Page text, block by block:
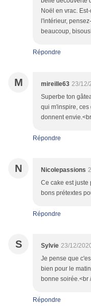
Noël en vrac.
l'intérieur,
beaucoup,
Répondre
M mireille63 23/12/
Superbe ton
qui m'inspire, ces
donnent
Répondre
N Nicolepassions
Ce cake est juste
bons prétextes
Répondre
S Sylvie 23/12/
Je pense que
bien pour le
bonne soirée.<br
Répondre